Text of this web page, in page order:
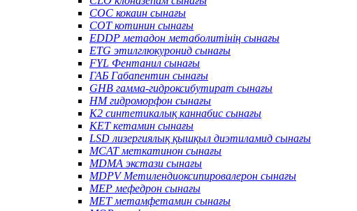
COC кокаин сынағы
COT котинин сынағы
EDDP метадон метаболитінің сынағы
ETG этилглюкуронид сынағы
FYL Фентанил сынағы
ГАБ Габапентин сынағы
GHB гамма-гидроксибутират сынағы
HM гидроморфон сынағы
K2 синтетикалық каннабис сынағы
KET кетамин сынағы
LSD лизергиялық қышқыл диэтиламид сынағы
MCAT меткатинон сынағы
MDMA экстази сынағы
MDPV Метилендиоксипировалерон сынағы
MEP мефедрон сынағы
MET метамфетамин сынағы